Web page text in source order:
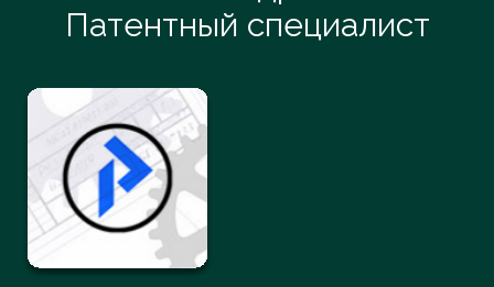
Патентный специалист